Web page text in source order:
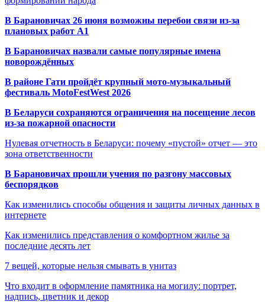
В Барановичах 26 июня возможны перебои связи из-за
плановых работ A1
В Барановичах назвали самые популярные имена
новорождённых
В районе Гати пройдёт крупный мото-музыкальный
фестиваль MotoFestWest 2026
В Беларуси сохраняются ограничения на посещение лесов
из-за пожарной опасности
Нулевая отчетность в Беларуси: почему «пустой» отчет — это
зона ответственности
В Барановичах прошли учения по разгону массовых
беспорядков
Как изменились способы общения и защиты личных данных в
интернете
Как изменились представления о комфортном жилье за
последние десять лет
7 вещей, которые нельзя смывать в унитаз
Что входит в оформление памятника на могилу: портрет,
надпись, цветник и декор